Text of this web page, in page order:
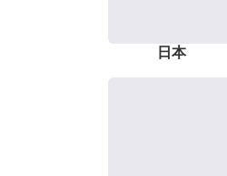
日本